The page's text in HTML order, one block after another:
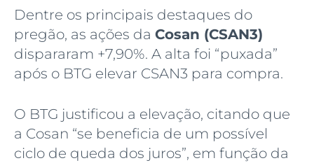
Dentre os principais destaques do
pregão, as ações da Cosan (CSAN3)
dispararam +7,90%. A alta foi “puxada”
após o BTG elevar CSAN3 para compra.
O BTG justificou a elevação, citando que
a Cosan “se beneficia de um possível
ciclo de queda dos juros”, em função da